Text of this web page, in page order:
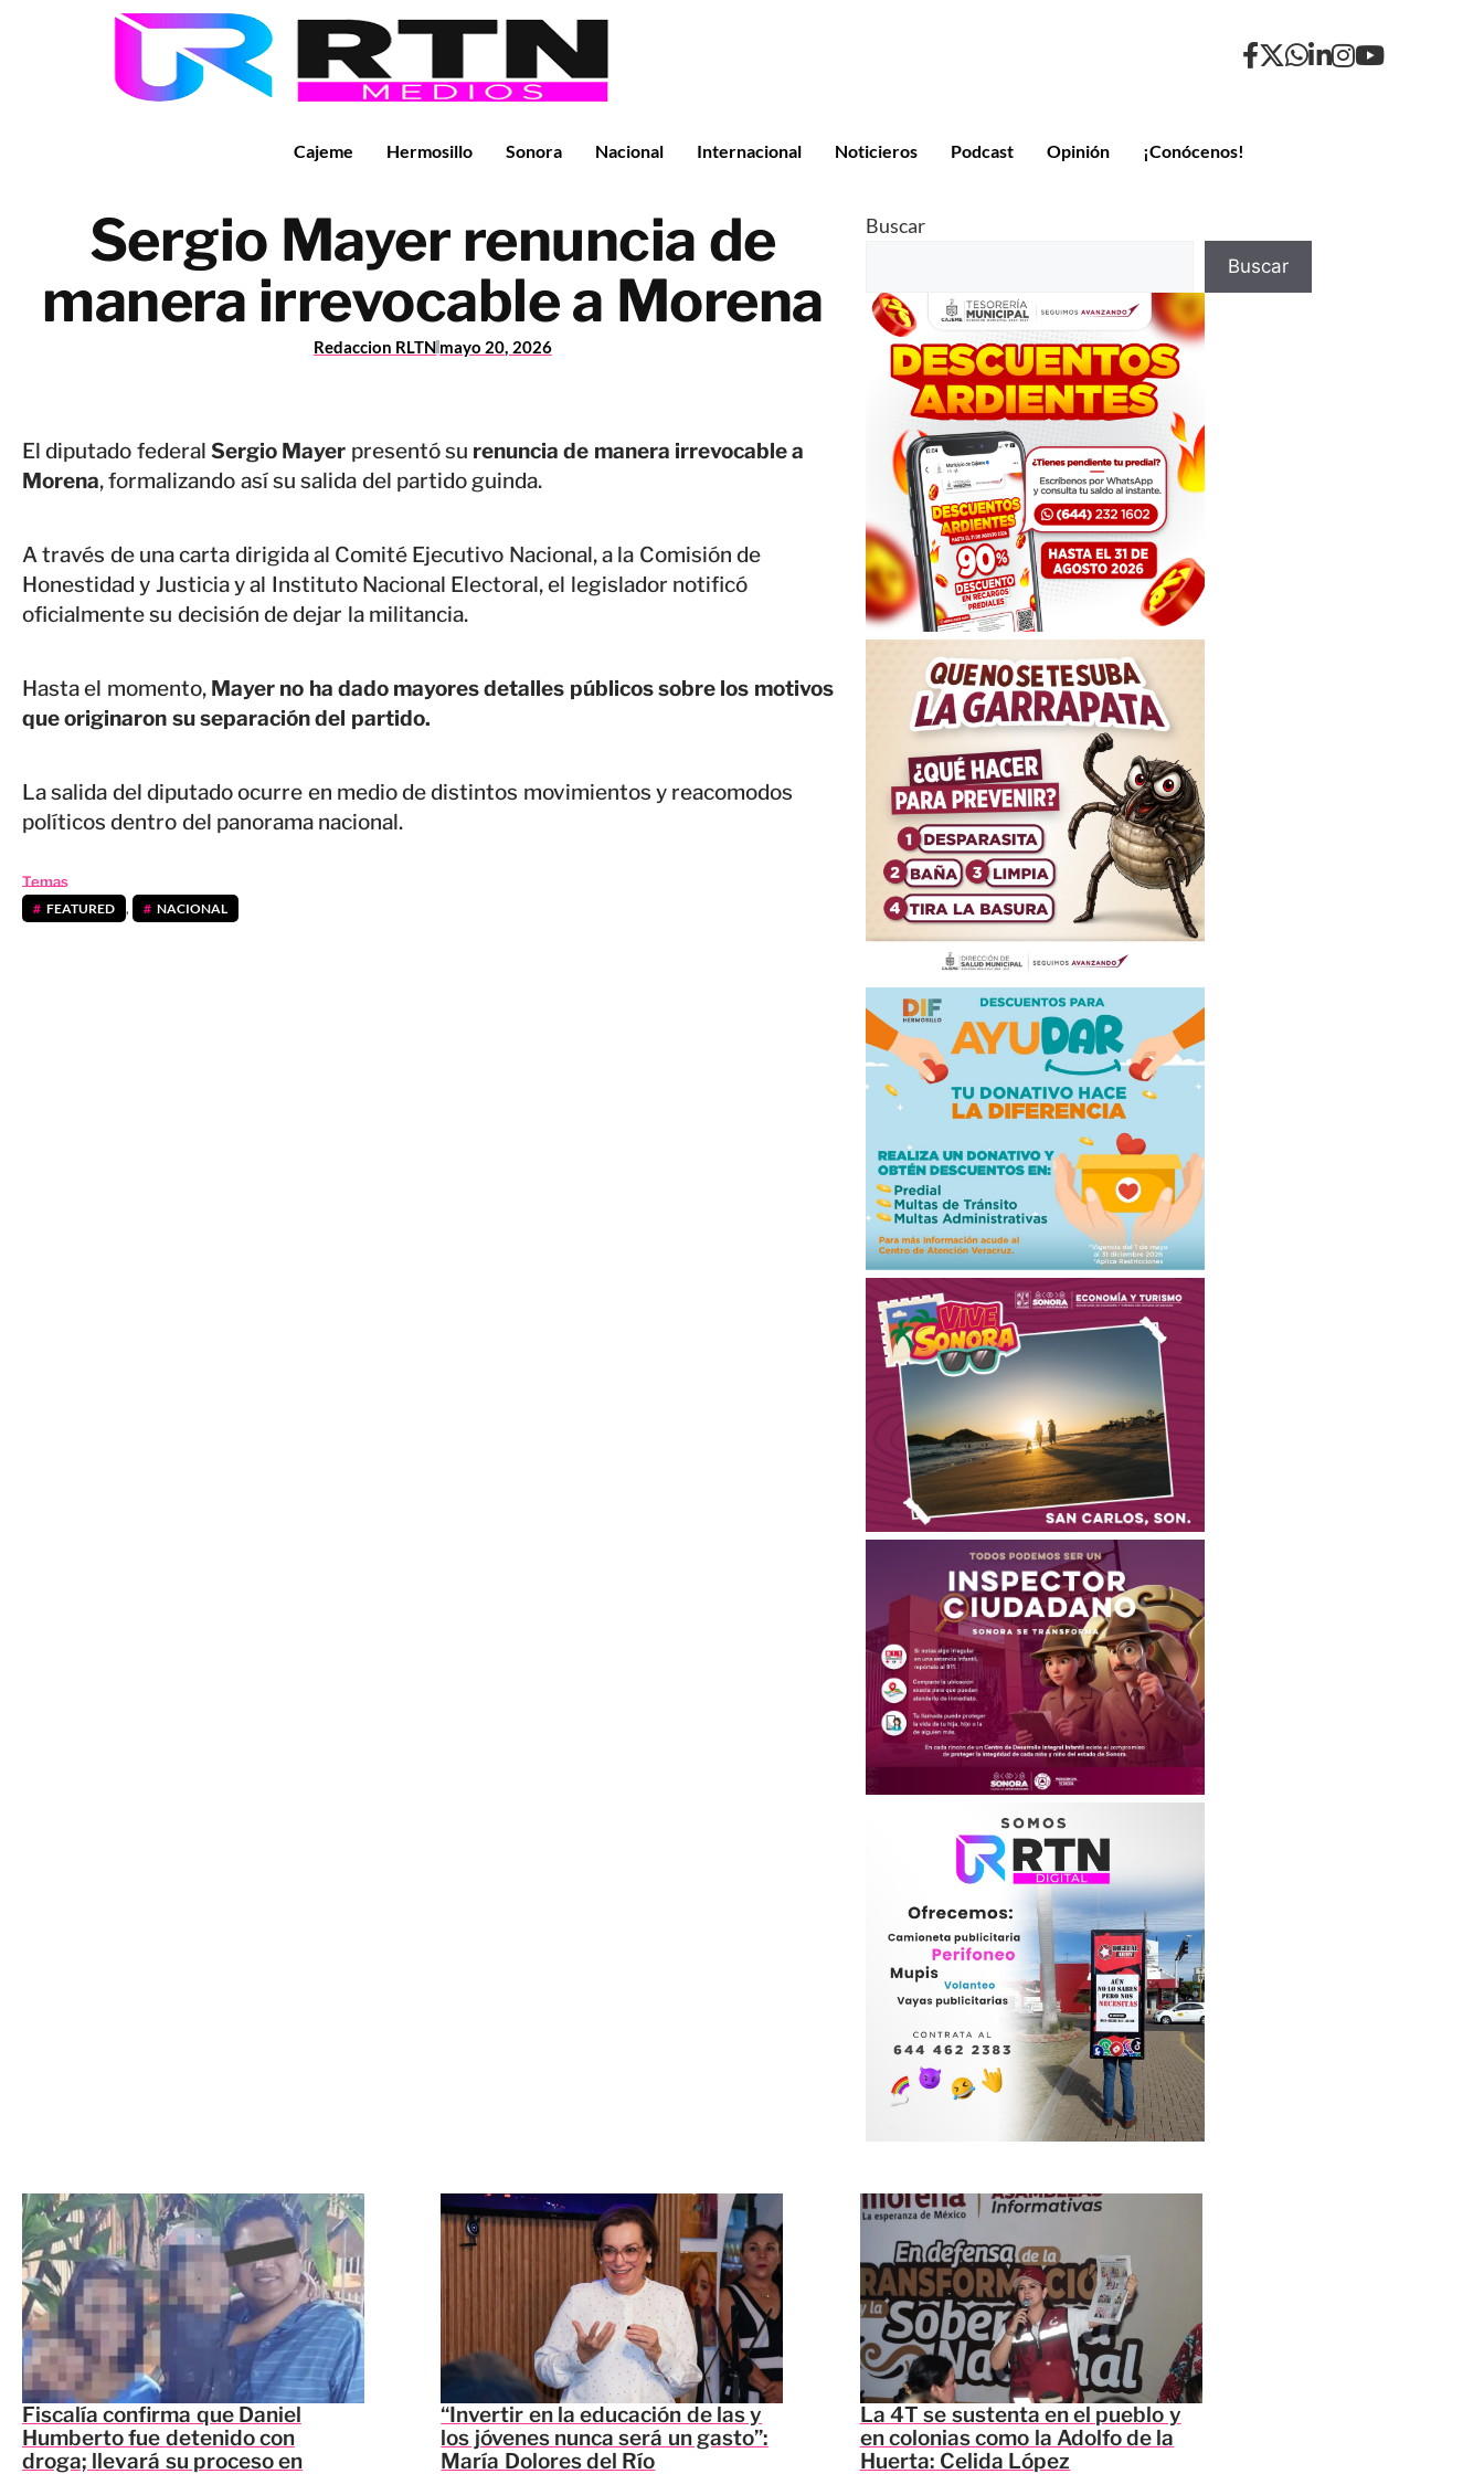
Cajeme Hermosillo Sonora Nacional Internacional Noticieros Podcast Opinión ¡Conócenos!
Sergio Mayer renuncia de
manera irrevocable a Morena
Redaccion RLTN mayo 20, 2026
El diputado federal Sergio Mayer presentó su renuncia de manera irrevocable a
Morena, formalizando así su salida del partido guinda.
A través de una carta dirigida al Comité Ejecutivo Nacional, a la Comisión de
Honestidad y Justicia y al Instituto Nacional Electoral, el legislador notificó
oficialmente su decisión de dejar la militancia.
Hasta el momento, Mayer no ha dado mayores detalles públicos sobre los motivos
que originaron su separación del partido.
La salida del diputado ocurre en medio de distintos movimientos y reacomodos
políticos dentro del panorama nacional.
Temas
FEATURED , NACIONAL
Buscar
Buscar
Fiscalía confirma que Daniel
Humberto fue detenido con
droga; llevará su proceso en
“Invertir en la educación de las y
los jóvenes nunca será un gasto”:
María Dolores del Río
La 4T se sustenta en el pueblo y
en colonias como la Adolfo de la
Huerta: Celida López